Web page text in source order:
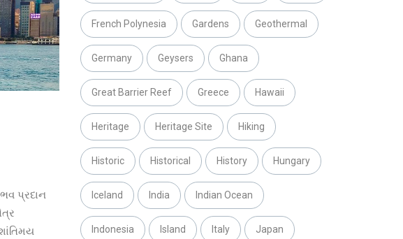
પ્રદાન
French Polynesia Gardens Geothermal
Germany Geysers Ghana
Great Barrier Reef Greece Hawaii
Heritage Heritage Site Hiking
Historic Historical History Hungary
Iceland India Indian Ocean
Indonesia Island Italy Japan